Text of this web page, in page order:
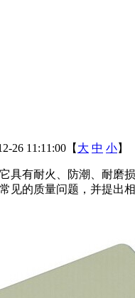
26 11:11:00【 大 中 小】
有耐火、防潮、耐
的质量问题，并提出相